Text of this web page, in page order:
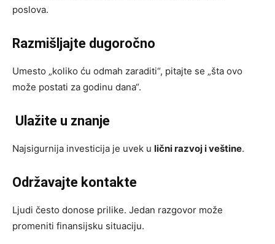
poslova.
Razmišljajte dugoročno
Umesto „koliko ću odmah zaraditi“, pitajte se „šta ovo
može postati za godinu dana“.
Ulažite u znanje
Najsigurnija investicija je uvek u lični razvoj i veštine.
Održavajte kontakte
Ljudi često donose prilike. Jedan razgovor može
promeniti finansijsku situaciju.